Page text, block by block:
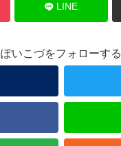
LINE
ぽいこづをフォローする